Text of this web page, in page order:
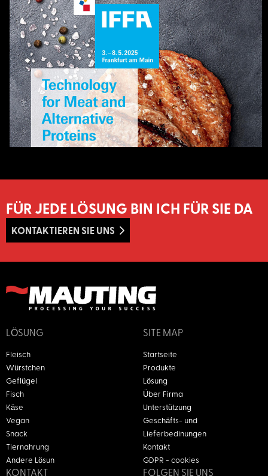
FÜR JEDE LÖSUNG BIN ICH FÜR SIE DA
KONTAKTIEREN SIE UNS
FOLGEN SIE UNS
LÖSUNG
Fleisch
Würstchen
Geflügel
Fisch
Käse
Vegan
Snack
Tiernahrung
Andere Lösun
SITE MAP
Startseite
Produkte
Lösung
Über Firma
Unterstützung
Geschäfts- und
Lieferbedinungen
Kontakt
GDPR - cookies
KONTAKT